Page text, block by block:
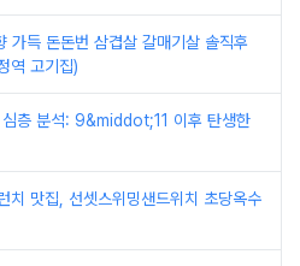
가득 돈돈번 삼겹살 갈매기살 솔직후
역 고기집)
층 분석: 9&middot;11 이후 탄생한
치 맛집, 선셋스위밍샌드위치 초당옥수